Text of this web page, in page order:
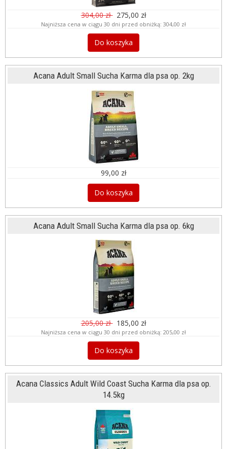
304,00 zł 275,00 zł
Najniższa cena w ciągu 30 dni przed obniżką: 304,00 zł
Do koszyka
Acana Adult Small Sucha Karma dla psa op. 2kg
99,00 zł
Do koszyka
Acana Adult Small Sucha Karma dla psa op. 6kg
205,00 zł 185,00 zł
Najniższa cena w ciągu 30 dni przed obniżką: 205,00 zł
Do koszyka
Acana Classics Adult Wild Coast Sucha Karma dla psa op.
14.5kg